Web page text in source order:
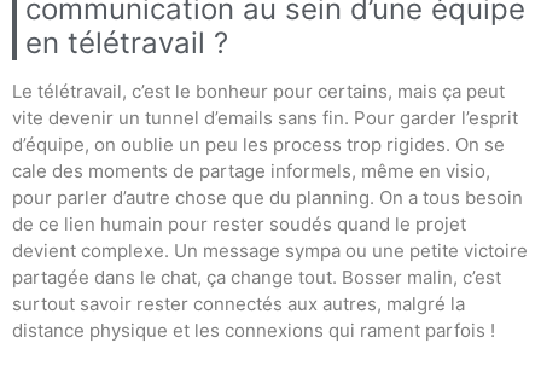
communication au sein d’une équipe
en télétravail ?
Le télétravail, c’est le bonheur pour certains, mais ça peut
vite devenir un tunnel d’emails sans fin. Pour garder l’esprit
d’équipe, on oublie un peu les process trop rigides. On se
cale des moments de partage informels, même en visio,
pour parler d’autre chose que du planning. On a tous besoin
de ce lien humain pour rester soudés quand le projet
devient complexe. Un message sympa ou une petite victoire
partagée dans le chat, ça change tout. Bosser malin, c’est
surtout savoir rester connectés aux autres, malgré la
distance physique et les connexions qui rament parfois !